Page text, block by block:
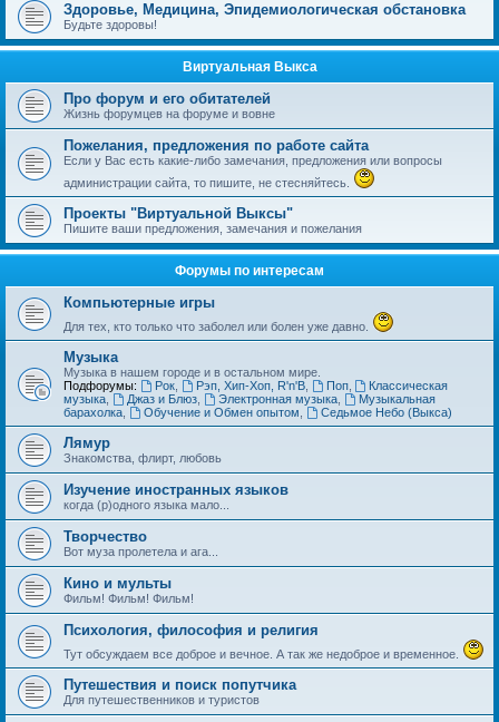
Здоровье, Медицина, Эпидемиологическая обстановка
Будьте здоровы!
Виртуальная Выкса
Про форум и его обитателей
Жизнь форумцев на форуме и вовне
Пожелания, предложения по работе сайта
Если у Вас есть какие-либо замечания, предложения или вопросы
администрации сайта, то пишите, не стесняйтесь.
Проекты "Виртуальной Выксы"
Пишите ваши предложения, замечания и пожелания
Форумы по интересам
Компьютерные игры
Для тех, кто только что заболел или болен уже давно.
Музыка
Музыка в нашем городе и в остальном мире.
Подфорумы:
Рок, Рэп, Хип-Хоп, R'n'B, Поп,
Классическая
музыка
Джаз и Блюз, Электронная музыка,
Музыкальная
барахолка
Обучение и Обмен опытом Седьмое Небо (Выкса)
Лямур
Знакомства, флирт, любовь
Изучение иностранных языков
когда (р)одного языка мало...
Творчество
Вот муза пролетела и ага...
Кино и мульты
Фильм! Фильм! Фильм!
Психология, философия и религия
Тут обсуждаем все доброе и вечное. А так же недоброе и временное.
Путешествия и поиск попутчика
Для путешественников и туристов